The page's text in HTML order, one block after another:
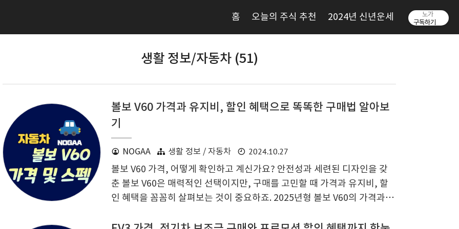
홈 오늘의 주식 추천 2024년 신년운세
생활 정보/자동차 (51)
볼보 V60 가격과 유지비, 할인 혜택으로 똑똑한 구매법 알아보
기
NOGAA 생활 정보 / 자동차 2024.10.27
볼보 V60 가격, 어떻게 확인하고 계신가요? 안전성과 세련된 디자인을 갖
춘 볼보 V60은 매력적인 선택이지만, 구매를 고민할 때 가격과 유지비, 할
인 혜택을 꼼꼼히 살펴보는 것이 중요하죠. 2025년형 볼보 V60의 가격과 등
가 가능하도록 도와드립니다. 중고차 구매 시 유의사항부터 최신 할인 프로
노가
구독하기